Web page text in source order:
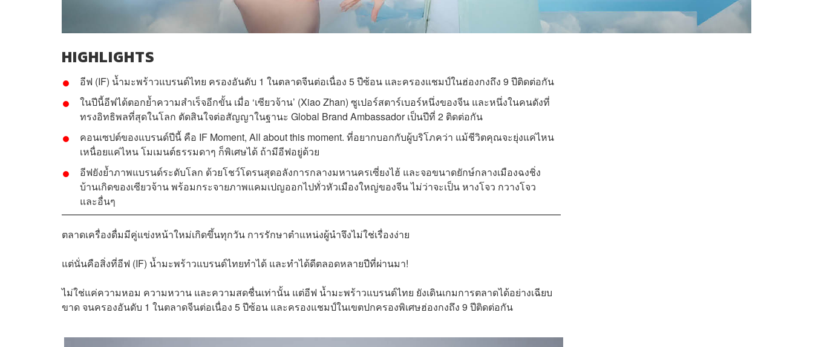
HIGHLIGHTS
อีฟ (IF) น้ำมะพร้าวแบรนด์ไทย ครองอันดับ 1 ในตลาดจีนต่อเนื่อง 5 ปีซ้อน และครองแชมป์ในฮ่องกงถึง 9 ปีติดต่อกัน
ในปีนี้อีฟได้ตอกย้ำความสำเร็จอีกขั้น เมื่อ ‘เซียวจ้าน’ (Xiao Zhan) ซูเปอร์สตาร์เบอร์หนึ่งของจีน และหนึ่งในคนดังที่
ทรงอิทธิพลที่สุดในโลก ตัดสินใจต่อสัญญาในฐานะ Global Brand Ambassador เป็นปีที่ 2 ติดต่อกัน
คอนเซปต์ของแบรนด์ปีนี้ คือ IF Moment, All about this moment. ที่อยากบอกกับผู้บริโภคว่า แม้ชีวิตคุณจะยุ่งแค่ไหน
เหนื่อยแค่ไหน โมเมนต์ธรรมดาๆ ก็พิเศษได้ ถ้ามีอีฟอยู่ด้วย
อีฟยังย้ำภาพแบรนด์ระดับโลก ด้วยโชว์โดรนสุดอลังการกลางมหานครเซี่ยงไฮ้ และจอขนาดยักษ์กลางเมืองฉงชิ่ง
บ้านเกิดของเซียวจ้านพร้อมกระจายภาพแคมเปญออกไปทั่วหัวเมืองใหญ่ของจีน ไม่ว่าจะเป็น หางโจว กวางโจว
และอื่นๆ
ตลาดเครื่องดื่มมีคู่แข่งหน้าใหม่เกิดขึ้นทุกวัน การรักษาตำแหน่งผู้นำจึงไม่ใช่เรื่องง่าย
แต่นั่นคือสิ่งที่อีฟ (IF) น้ำมะพร้าวแบรนด์ไทยทำได้ และทำได้ดีตลอดหลายปีที่ผ่านมา!
ไม่ใช่แค่ความหอม ความหวาน และความสดชื่นเท่านั้น แต่อีฟ น้ำมะพร้าวแบรนด์ไทย ยังเดินเกมการตลาดได้อย่างเฉียบ
ขาด จนครองอันดับ 1 ในตลาดจีนต่อเนื่อง 5 ปีซ้อน และครองแชมป์ในเขตปกครองพิเศษฮ่องกงถึง 9 ปีติดต่อกัน